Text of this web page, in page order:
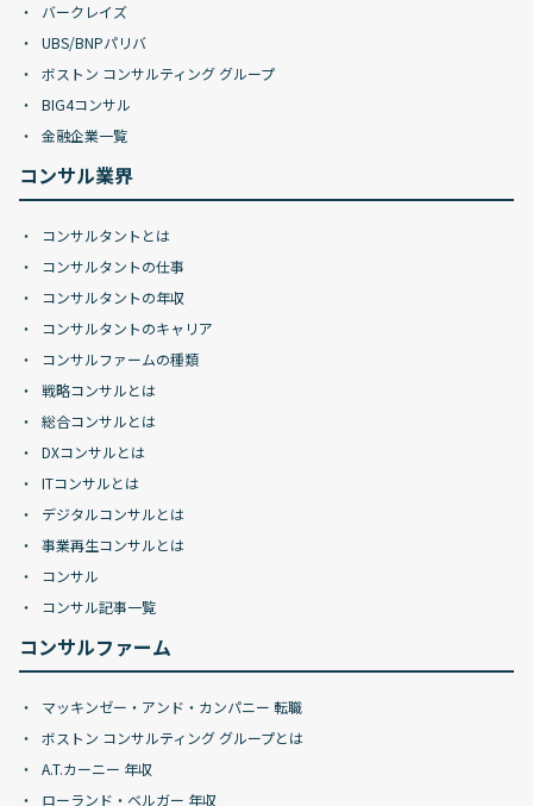
バークレイズ
UBS/BNPパリバ
ボストン コンサルティング グループ
BIG4コンサル
金融企業一覧
コンサル業界
コンサルタントとは
コンサルタントの仕事
コンサルタントの年収
コンサルタントのキャリア
コンサルファームの種類
戦略コンサルとは
総合コンサルとは
DXコンサルとは
ITコンサルとは
デジタルコンサルとは
事業再生コンサルとは
コンサル
コンサル記事一覧
コンサルファーム
マッキンゼー・アンド・カンパニー 転職
ボストン コンサルティング グループとは
A.T.カーニー 年収
ローランド・ベルガー 年収